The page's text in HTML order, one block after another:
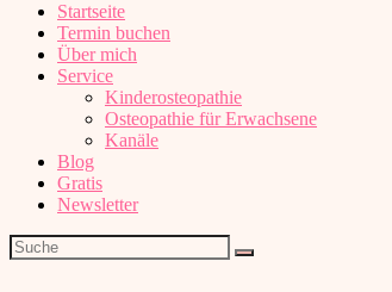
Startseite
Termin buchen
Über mich
Service
Kinderosteopathie
Osteopathie für Erwachsene
Kanäle
Blog
Gratis
Newsletter